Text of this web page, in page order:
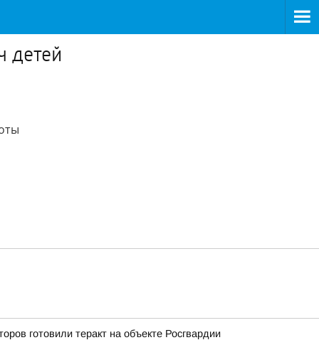
детей
готовили теракт на объекте Росгвардии